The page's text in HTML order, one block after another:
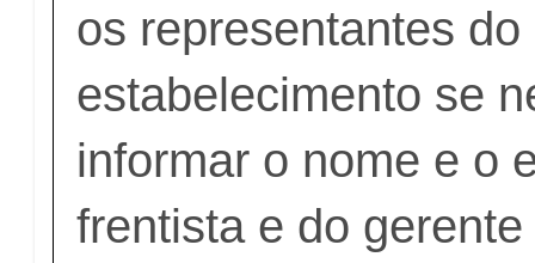
os representantes do
estabelecimento se
informar o nome e o
frentista e do